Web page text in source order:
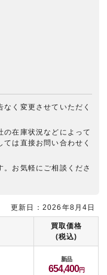
く変更させていただく
在庫状況などによって
は直接お問い合わせく
お気軽にご相談くださ
買取価格
(税込)
新品
654,400
更新日：2026年8月4日